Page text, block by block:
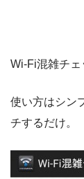
Wi-Fi混雑チェ
使い方はシン
チするだけ。